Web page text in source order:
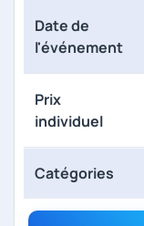
Date de
l'événement
Prix
individuel
Catégories